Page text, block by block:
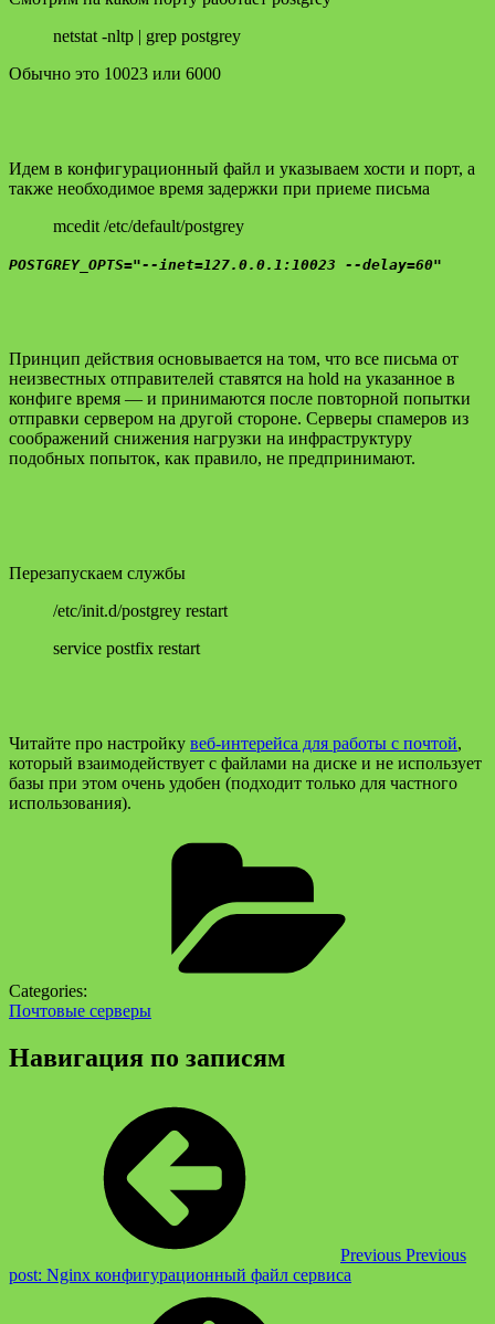
netstat -nltp | grep postgrey
Обычно это 10023 или 6000
Идем в конфигурационный файл и указываем хости и порт, а
также необходимое время задержки при приеме письма
mcedit /etc/default/postgrey
POSTGREY_OPTS="--inet=127.0.0.1:10023 --delay=60"
Принцип действия основывается на том, что все письма от
неизвестных отправителей ставятся на hold на указанное в
конфиге время — и принимаются после повторной попытки
отправки сервером на другой стороне. Серверы спамеров из
соображений снижения нагрузки на инфраструктуру
подобных попыток, как правило, не предпринимают.
Перезапускаем службы
/etc/init.d/postgrey restart
service postfix restart
Читайте про настройку веб-интерейса для работы с почтой,
который взаимодействует с файлами на диске и не использует
базы при этом очень удобен (подходит только для частного
использования).
Categories:
Почтовые серверы
Навигация по записям
Previous Previous
post: Nginx конфигурационный файл сервиса